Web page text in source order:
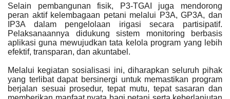
Selain pembangunan fisik, P3-TGAI juga mendorong
peran aktif kelembagaan petani melalui P3A, GP3A, dan
IP3A dalam pengelolaan irigasi secara partisipatif.
Pelaksanaannya didukung sistem monitoring berbasis
aplikasi guna mewujudkan tata kelola program yang lebih
efektif, transparan, dan akuntabel.
Melalui kegiatan sosialisasi ini, diharapkan seluruh pihak
yang terlibat dapat bersinergi untuk memastikan program
berjalan sesuai prosedur, tepat mutu, tepat sasaran dan